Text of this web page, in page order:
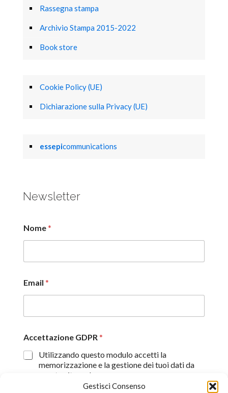
Gestisci Consenso
Rassegna stampa
Archivio Stampa 2015-2022
Book store
Cookie Policy (UE)
Dichiarazione sulla Privacy (UE)
essepicommunications
Newsletter
Nome*
Email *
Accettazione GDPR*
Utilizzando questo modulo accetti la
memorizzazione e la gestione dei tuoi dati da
questo sito web.
Proseguendo, dichiaro di aver preso visione